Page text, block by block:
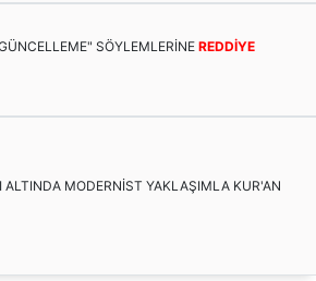
SÖYLEMLERİNE REDDİYE
MODERNİST YAKLAŞIMLA KUR'AN